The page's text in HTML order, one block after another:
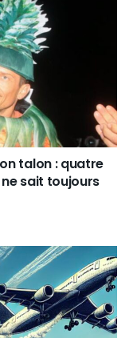
talon : quatre
sait toujours